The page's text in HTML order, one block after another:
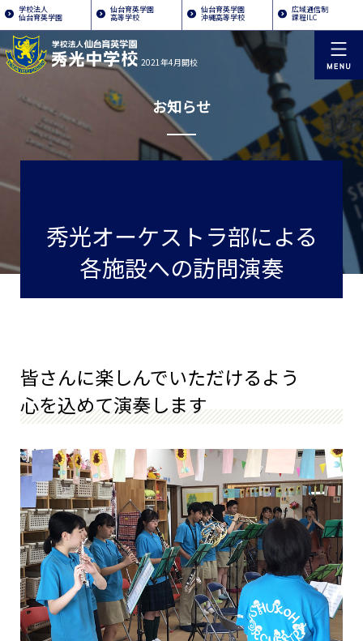
学校法人
仙台育英学園
仙台育英学園
高等学校
仙台育英学園
沖縄高等学校
広域通信制
課程ILC
2021年4月開校
お知らせ
秀光オーケストラ部による
各施設への訪問演奏
皆さんに楽しんでいただけるよう
心を込めて演奏します